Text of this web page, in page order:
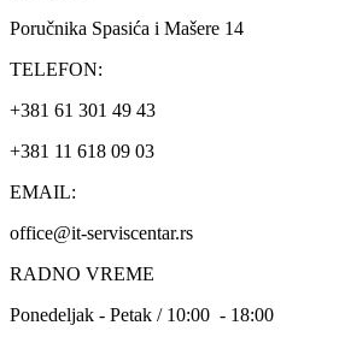
Poručnika Spasića i Mašere 14
TELEFON:
+381 61 301 49 43
+381 11 618 09 03
EMAIL:
office@it-serviscentar.rs
RADNO VREME
Ponedeljak - Petak / 10:00 - 18:00